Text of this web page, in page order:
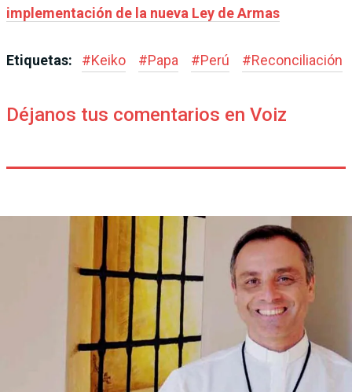
implementación de la nueva Ley de Armas
Etiquetas: #Keiko #Papa #Perú #Reconciliación
Déjanos tus comentarios en Voiz